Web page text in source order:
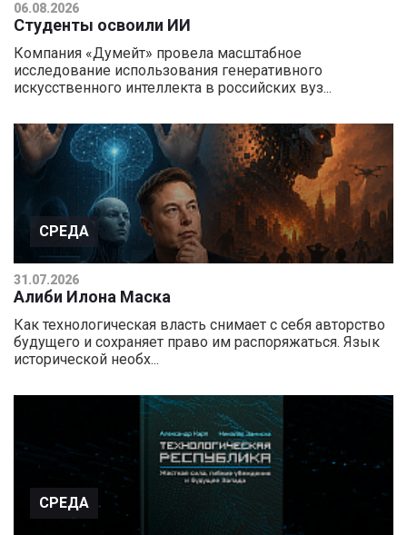
06.08.2026
Студенты освоили ИИ
Компания «Думейт» провела масштабное
исследование использования генеративного
искусственного интеллекта в российских вуз...
СРЕДА
31.07.2026
Алиби Илона Маска
Как технологическая власть снимает с себя авторство
будущего и сохраняет право им распоряжаться. Язык
исторической необх...
СРЕДА